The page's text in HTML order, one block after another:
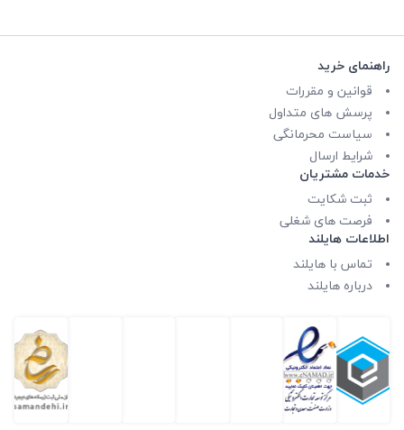
راهنمای خرید
قوانین و مقررات
پرسش های متداول
سیاست محرمانگی
شرایط ارسال
خدمات مشتریان
ثبت شکایت
فرصت های شغلی
اطلاعات هایلند
تماس با هایلند
درباره هایلند